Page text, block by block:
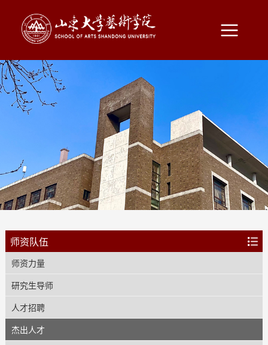
师资队伍
师资力量
研究生导师
人才招聘
杰出人才